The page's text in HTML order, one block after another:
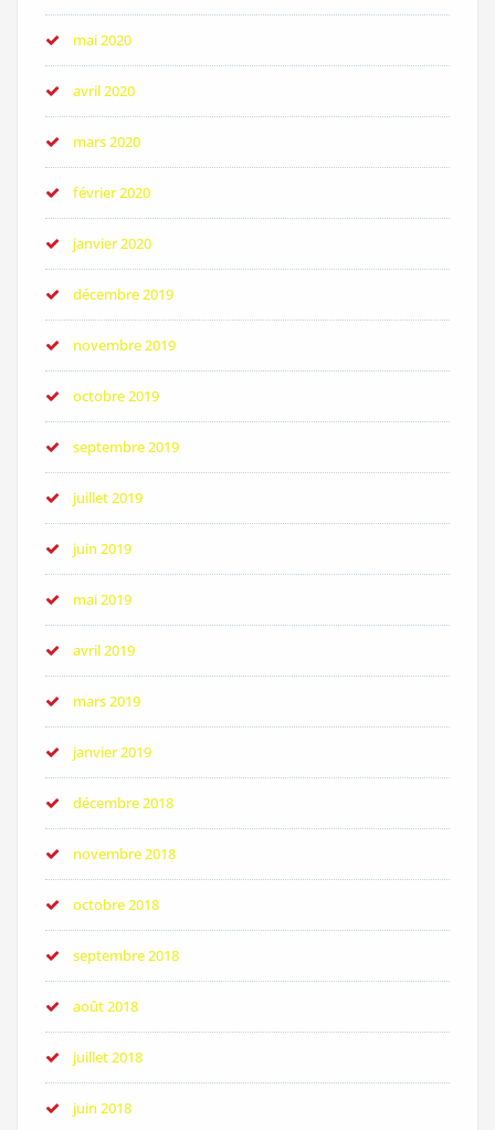
mai 2020
avril 2020
mars 2020
février 2020
janvier 2020
décembre 2019
novembre 2019
octobre 2019
septembre 2019
juillet 2019
juin 2019
mai 2019
avril 2019
mars 2019
janvier 2019
décembre 2018
novembre 2018
octobre 2018
septembre 2018
août 2018
juillet 2018
juin 2018